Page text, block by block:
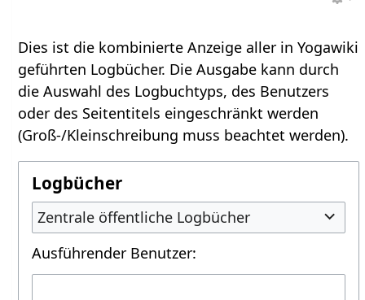
Dies ist die kombinierte Anzeige aller in Yogawiki
geführten Logbücher. Die Ausgabe kann durch
die Auswahl des Logbuchtyps, des Benutzers
oder des Seitentitels eingeschränkt werden
(Groß-/Kleinschreibung muss beachtet werden).
Logbücher
Zentrale öffentliche Logbücher
Ausführender Benutzer: